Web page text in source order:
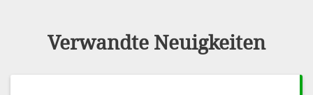
Verwandte Neuigkeiten